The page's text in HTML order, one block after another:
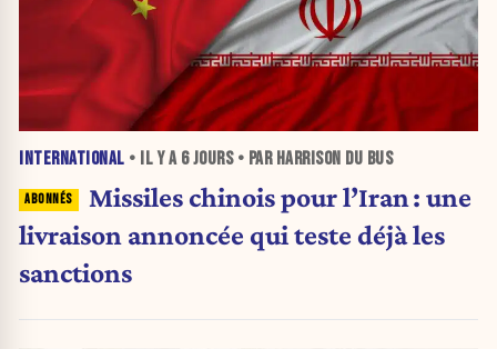
INTERNATIONAL • IL Y A 6 JOURS• PAR HARRISON DU BUS
Missiles chinois pour l’Iran : une
livraison annoncée qui teste déjà les
sanctions